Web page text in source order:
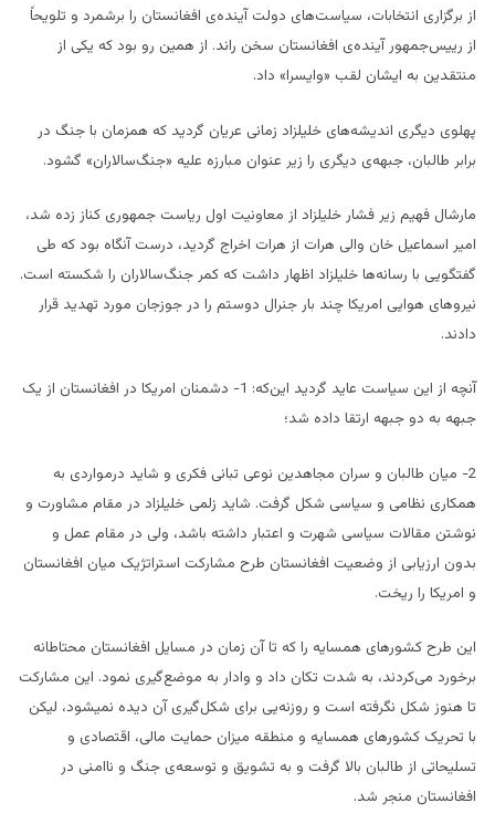
از برگزاری انتخابات، سیاست‌های دولت آینده‌ی افغانستان را برشمرد و تلویحاً
از رییس‌جمهور آینده‌ی افغانستان سخن راند. از همین رو بود که یکی از
منتقدین به ایشان لقب «وایسرا» داد.
پهلوی دیگری اندیشه‌های خلیلزاد زمانی عریان گردید که همزمان با جنگ در
برابر طالبان، جبهه‌ی دیگری را زیر عنوان مبارزه علیه «جنگ‌سالاران» گشود.
مارشال فهیم زیر فشار خلیلزاد از معاونیت اول ریاست جمهوری کناز زده شد،
امیر اسماعیل خان والی هرات از هرات اخراج گردید، درست آنگاه بود که طی
گفتگویی با رسانه‌ها خلیلزاد اظهار داشت که کمر جنگ‌سالاران را شکسته است.
نیروهای هوایی امریکا چند بار جنرال دوستم را در جوزجان مورد تهدید قرار
دادند.
آنچه از این سیاست عاید گردید این‌که: 1- دشمنان امریکا در افغانستان از یک
جبهه به دو جبهه ارتقا داده شد؛
2- میان طالبان و سران مجاهدین نوعی تبانی فکری و شاید درمواردی به
همکاری نظامی و سیاسی شکل گرفت. شاید زلمی خلیلزاد در مقام مشاورت و
نوشتن مقالات سیاسی شهرت و اعتبار داشته باشد، ولی در مقام عمل و
بدون ارزیابی از وضعیت افغانستان طرح مشارکت استراتژیک میان افغانستان
و امریکا را ریخت.
این طرح کشورهای همسایه را که تا آن زمان در مسایل افغانستان محتاطانه
برخورد می‌کردند، به شدت تکان داد و وادار به موضع‌گیری نمود. این مشارکت
تا هنوز شکل نگرفته است و روزنه‌یی برای شکل‌گیری آن دیده نمی‎شود، لیکن
با تحریک کشورهای همسایه و منطقه میزان حمایت مالی، اقتصادی و
تسلیحاتی از طالبان بالا گرفت و به تشویق و توسعه‌ی جنگ و ناامنی در
افغانستان منجر شد.